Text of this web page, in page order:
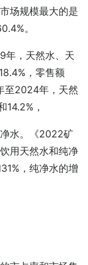
场规模最大的是
。
年，天然水、天
，零售额
至2024年，天然
，
水。《2022矿
用天然水和纯净
，纯净水的增